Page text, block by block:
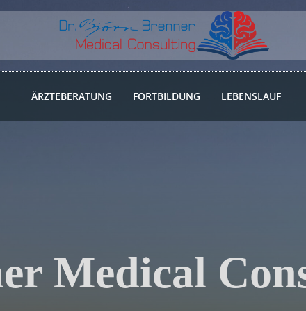
ÄRZTEBERATUNG FORTBILDUNG LEBENSLAUF
Medical